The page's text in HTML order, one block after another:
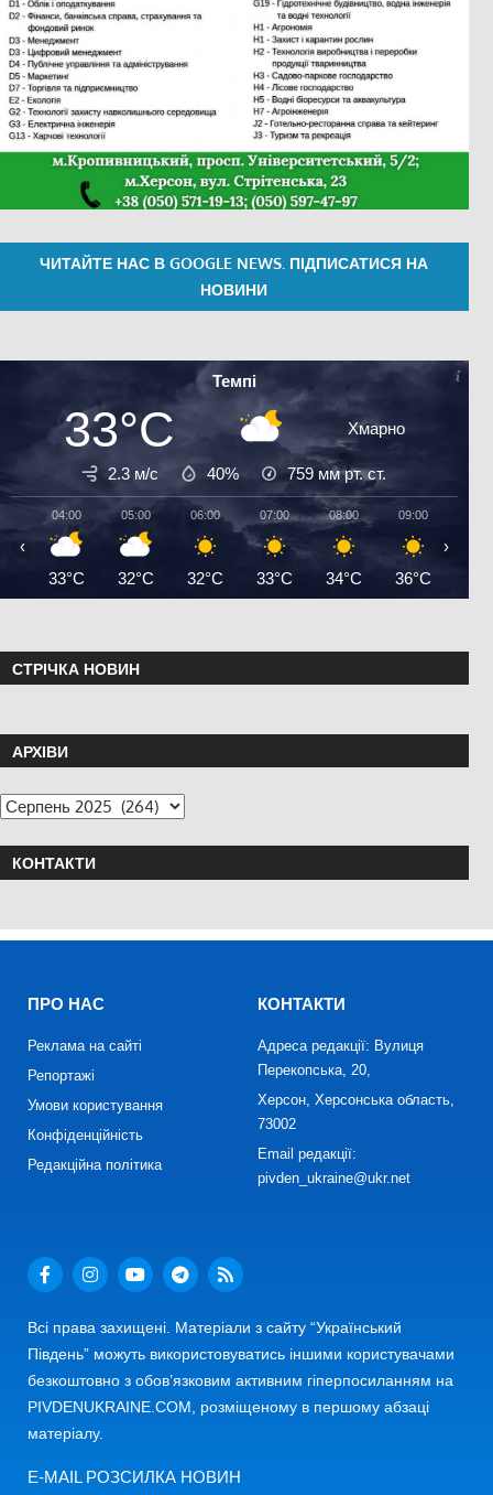
ЧИТАЙТЕ НАС В GOOGLE NEWS. ПІДПИСАТИСЯ НА
НОВИНИ
Темпі
33°C Хмарно
2.3 м/с 40% 759 мм рт. ст.
04:00
33°C
05:00
32°C
06:00
32°C
07:00
33°C
08:00
34°C
09:00
36°C
‹ ›
СТРІЧКА НОВИН
АРХІВИ
КОНТАКТИ
ПРО НАС
Реклама на сайті
Репортажі
Умови користування
Конфіденційність
Редакційна політика
КОНТАКТИ
Адреса редакції: Вулиця
Перекопська, 20,
Херсон, Херсонська область,
73002
Email редакції:
pivden_ukraine@ukr.net
Всі права захищені. Матеріали з сайту “Український
Південь” можуть використовуватись іншими користувачами
безкоштовно з обов’язковим активним гіперпосиланням на
PIVDENUKRAINE.COM, розміщеному в першому абзаці
матеріалу.
E-MAIL РОЗСИЛКА НОВИН